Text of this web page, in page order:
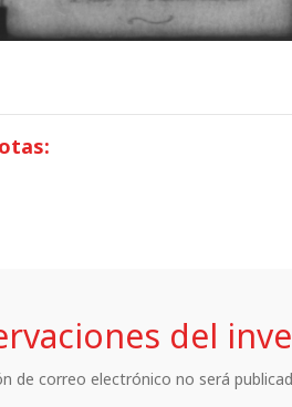
del
de correo electrónico no será